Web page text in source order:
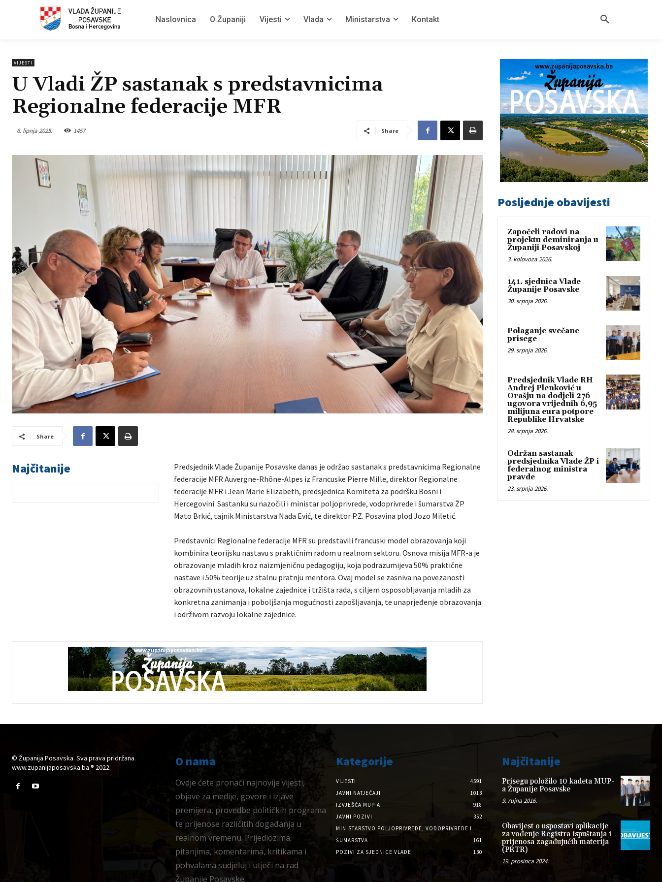
Naslovnica O Županiji Vijesti Vlada Ministarstva Kontakt
VIJESTI
U Vladi ŽP sastanak s predstavnicima
Regionalne federacije MFR
6. lipnja 2025. 1457 Share
Share
Najčitanije
Predsjednik Vlade Županije Posavske danas je održao sastanak s predstavnicima Regionalne
federacije MFR Auvergne-Rhône-Alpes iz Francuske Pierre Mille, direktor Regionalne
federacije MFR i Jean Marie Elizabeth, predsjednica Komiteta za podršku Bosni i
Hercegovini. Sastanku su nazočili i ministar poljoprivrede, vodoprivrede i šumarstva ŽP
Mato Brkić, tajnik Ministarstva Nada Ević, te direktor P.Z. Posavina plod Jozo Miletić.
Predstavnici Regionalne federacije MFR su predstavili francuski model obrazovanja koji
kombinira teorijsku nastavu s praktičnim radom u realnom sektoru. Osnova misija MFR-a je
obrazovanje mladih kroz naizmjeničnu pedagogiju, koja podrazumijeva 50% praktične
nastave i 50% teorije uz stalnu pratnju mentora. Ovaj model se zasniva na povezanosti
obrazovnih ustanova, lokalne zajednice i tržišta rada, s ciljem osposobljavanja mladih za
konkretna zanimanja i poboljšanja mogućnosti zapošljavanja, te unaprjeđenje obrazovanja
i održivom razvoju lokalne zajednice.
Posljednje obavijesti
Započeli radovi na
projektu deminiranja u
Županiji Posavskoj
3. kolovoza 2026.
141. sjednica Vlade
Županije Posavske
30. srpnja 2026.
Polaganje svečane
prisege
29. srpnja 2026.
Predsjednik Vlade RH
Andrej Plenković u
Orašju na dodjeli 276
ugovora vrijednih 6,95
milijuna eura potpore
Republike Hrvatske
28. srpnja 2026.
Održan sastanak
predsjednika Vlade ŽP i
federalnog ministra
pravde
23. srpnja 2026.
© Županija Posavska. Sva prava pridržana.
www.zupanijaposavska.ba ® 2022
O nama
Ovdje ćete pronaći najnovije vijesti,
objave za medije, govore i izjave
premijera, provedbe političkih programa
te prijenose različitih događanja u
realnom vremenu. Prijedlozima,
pitanjima, komentarima, kritikama i
pohvalama sudjeluj i utječi na rad
Županije Posavske.
Kategorije
VIJESTI
4591
JAVNI NATJEČAJI
1013
IZVJEŠĆA MUP-A
918
JAVNI POZIVI
352
MINISTARSTVO POLJOPRIVREDE, VODOPRIVREDE I
ŠUMARSTVA
161
POZIVI ZA SJEDNICE VLADE
130
Najčitanije
Prisegu položilo 10 kadeta MUP-
a Županije Posavske
9. rujna 2016.
Obavijest o uspostavi aplikacije
za vođenje Registra ispuštanja i
prijenosa zagađujućih materija
(PRTR)
19. prosinca 2024.